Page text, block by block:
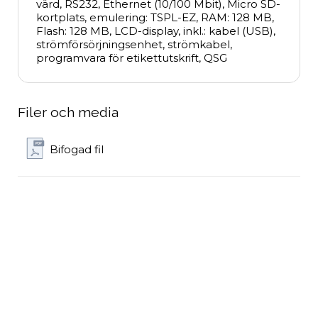
värd, RS232, Ethernet (10/100 Mbit), Micro SD-
kortplats, emulering: TSPL-EZ, RAM: 128 MB,
Flash: 128 MB, LCD-display, inkl.: kabel (USB),
strömförsörjningsenhet, strömkabel,
programvara för etikettutskrift, QSG
Filer och media
Bifogad fil